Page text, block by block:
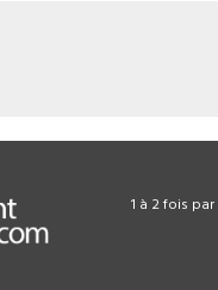
1 à 2 fois